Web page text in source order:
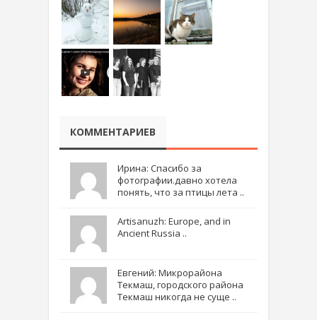
КОММЕНТАРИЕВ
Ирина: Спасибо за
фотографии.давно хотела
понять, что за птицы лета ..
Artisanuzh: Europe, and in
Ancient Russia ..
Евгений: Микрорайона
Текмаш, городского района
Текмаш никогда не суще ..